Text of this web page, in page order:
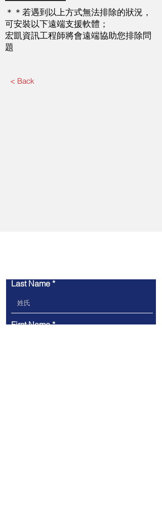
＊＊若遇到以上方式無法排除的狀況，
可安裝以下遠端支援軟體；
宏凱資訊工程師將會遠端協助您排除問
題
< Back
Last Name
First Name